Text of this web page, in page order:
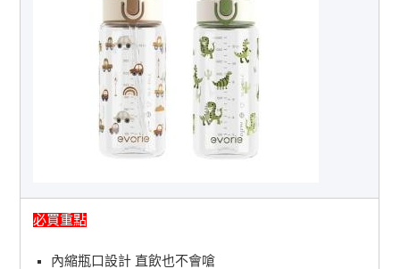
必買重點
內縮瓶口設計 直飲也不會嗆